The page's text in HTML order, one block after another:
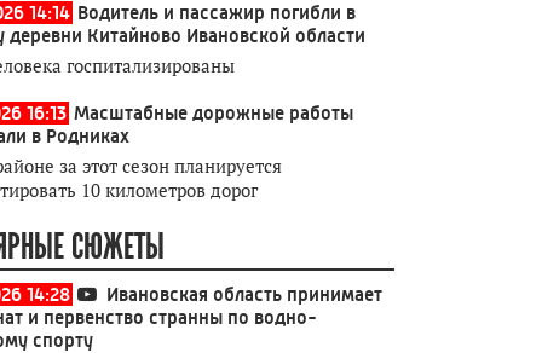
14:14 Водитель и пассажир погибли в
деревни Китайново Ивановской области
госпитализированы
16:13 Масштабные дорожные работы
в Родниках
за этот сезон планируется
10 километров дорог
СЮЖЕТЫ
14:28
Ивановская область принимает
и первенство странны по водно-
спорту